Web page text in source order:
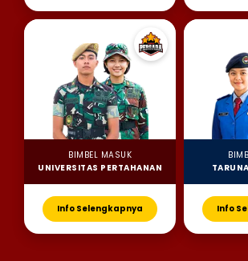
BIMBEL MASUK
UNIVERSITAS PERTAHANAN
Info Selengkapnya Info